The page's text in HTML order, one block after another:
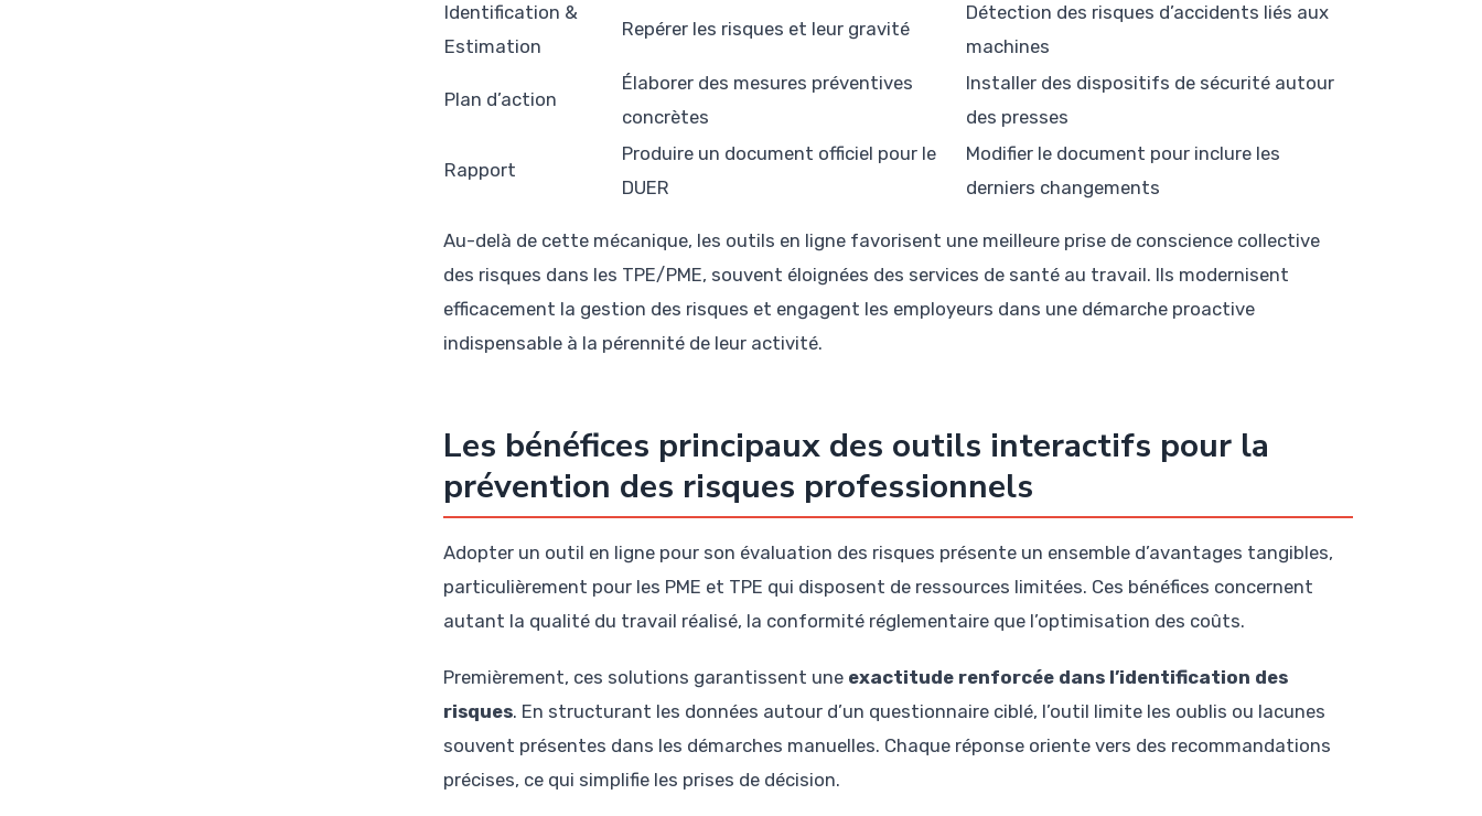
Identification &
Estimation
Repérer les risques et leur gravité
Détection des risques d’accidents liés aux
machines
Plan d’action
Élaborer des mesures préventives
concrètes
Installer des dispositifs de sécurité autour
des presses
Rapport
Produire un document officiel pour le
DUER
Modifier le document pour inclure les
derniers changements
Au-delà de cette mécanique, les outils en ligne favorisent une meilleure prise de conscience collective
des risques dans les TPE/PME, souvent éloignées des services de santé au travail. Ils modernisent
efficacement la gestion des risques et engagent les employeurs dans une démarche proactive
indispensable à la pérennité de leur activité.
Les bénéfices principaux des outils interactifs pour la
prévention des risques professionnels
Adopter un outil en ligne pour son évaluation des risques présente un ensemble d’avantages tangibles,
particulièrement pour les PME et TPE qui disposent de ressources limitées. Ces bénéfices concernent
autant la qualité du travail réalisé, la conformité réglementaire que l’optimisation des coûts.
Premièrement, ces solutions garantissent une exactitude renforcée dans l’identification des
risques. En structurant les données autour d’un questionnaire ciblé, l’outil limite les oublis ou lacunes
souvent présentes dans les démarches manuelles. Chaque réponse oriente vers des recommandations
précises, ce qui simplifie les prises de décision.